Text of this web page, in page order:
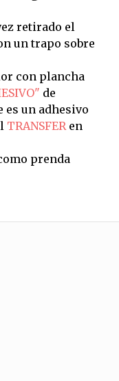
retirado el
un trapo sobre
con plancha
de
un adhesivo
TRANSFERen
prenda